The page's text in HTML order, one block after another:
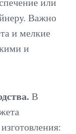
или
Важно
и мелкие
и
В